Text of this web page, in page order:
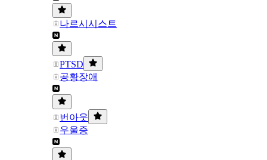
나르시시스트
PTSD
공황장애
번아웃
우울증